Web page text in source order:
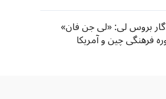
بروس لی: «لی جن فان»
فرهنگی چین و آمریکا